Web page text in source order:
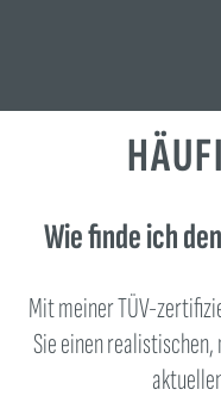
Wie finde ich
Mit meiner TÜV-
Sie einen